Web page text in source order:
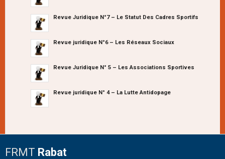
Revue Juridique N°7 – Le Statut Des Cadres Sportifs
Revue juridique N°6 – Les Réseaux Sociaux
Revue Juridique N° 5 – Les Associations Sportives
Revue juridique N° 4 – La Lutte Antidopage
FRMT Rabat